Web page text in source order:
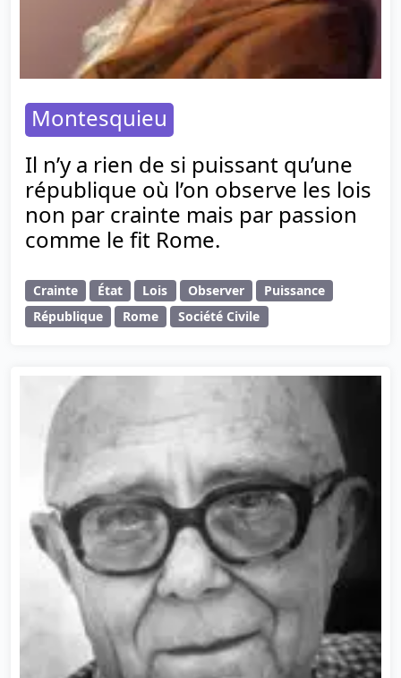
Montesquieu
Il n’y a rien de si puissant qu’une
république où l’on observe les lois
non par crainte mais par passion
comme le fit Rome.
Crainte État Lois Observer
Puissance
République
Rome Société Civile